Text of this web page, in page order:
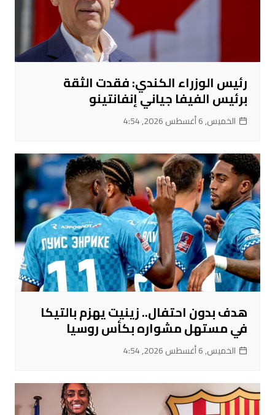
رئيس الوزراء الكندي: فقدت الثقة
برئيس الفيفا جياني إنفانتينو
الخميس, 6 أغسطس 2026, 4:54
هدف بدون احتفال.. زينيت يهزم بالتيكا
في مستهل مشواره بكأس روسيا
الخميس, 6 أغسطس 2026, 4:54